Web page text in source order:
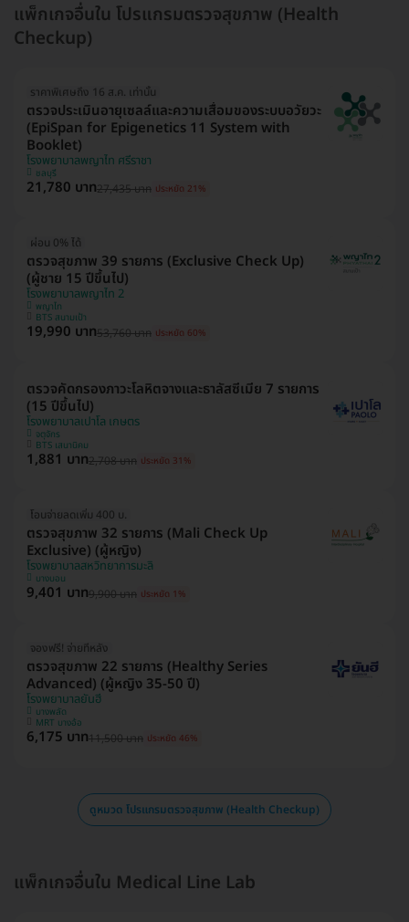
แพ็กเกจอื่นใน โปรแกรมตรวจสุขภาพ (Health
Checkup)
ราคาพิเศษถึง 16 ส.ค. เท่านั้น
ตรวจประเมินอายุเซลล์และความเสื่อมของระบบอวัยวะ
(EpiSpan for Epigenetics 11 System with
Booklet)
โรงพยาบาลพญาไท ศรีราชา
ชลบุรี
21,780 บาท27,435 บาท ประหยัด 21%
ผ่อน 0% ได้
ตรวจสุขภาพ 39 รายการ (Exclusive Check Up)
(ผู้ชาย 15 ปีขึ้นไป)
โรงพยาบาลพญาไท 2
พญาไท
BTS สนามเป้า
19,990 บาท53,760 บาท ประหยัด 60%
ตรวจคัดกรองภาวะโลหิตจางและธาลัสซีเมีย 7 รายการ
(15 ปีขึ้นไป)
โรงพยาบาลเปาโล เกษตร
จตุจักร
BTS เสนานิคม
1,881 บาท2,708 บาท ประหยัด 31%
โอนจ่ายลดเพิ่ม 400 บ.
ตรวจสุขภาพ 32 รายการ (Mali Check Up
Exclusive) (ผู้หญิง)
โรงพยาบาลสหวิทยาการมะลิ
บางบอน
9,401 บาท9,900 บาท ประหยัด 1%
จองฟรี! จ่ายทีหลัง
ตรวจสุขภาพ 22 รายการ (Healthy Series
Advanced) (ผู้หญิง 35-50 ปี)
โรงพยาบาลยันฮี
บางพลัด
MRT บางอ้อ
6,175 บาท11,500 บาท ประหยัด 46%
ดูหมวด โปรแกรมตรวจสุขภาพ (Health Checkup)
แพ็กเกจอื่นใน Medical Line Lab